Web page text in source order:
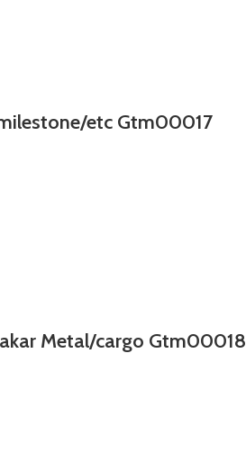
etc Gtm00017
Metal/cargo Gtm00018